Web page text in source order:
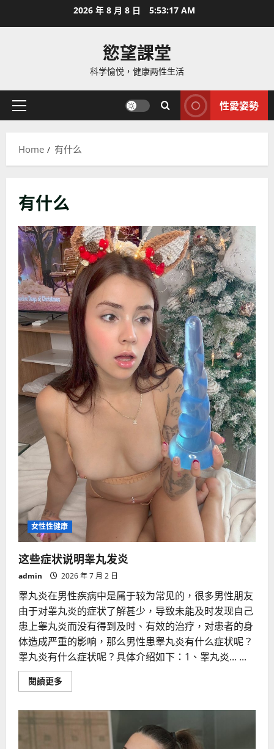
2026 年 8 月 8 日 5:53:19 AM
慾望課堂
科学愉悦，健康两性生活
Primary
性愛姿勢
Home 有什么
有什么
女性性健康
这些症状说明睾丸发炎
admin 2026 年 7 月 2 日
睾丸炎在男性疾病中是属于较为常见的，很多男性朋友
由于对睾丸炎的症状了解甚少，导致未能及时发现自己
患上睾丸炎而没有得到及时、有效的治疗，对患者的身
体造成严重的影响，那么男性患睾丸炎有什么症状呢？
睾丸炎有什么症状呢？具体介绍如下：1、睾丸炎... ...
閱讀更多
more
些